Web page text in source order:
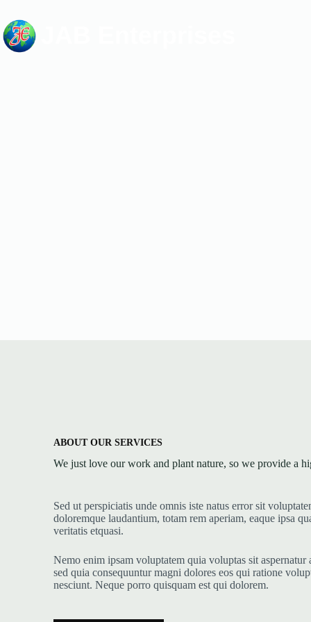
ABOUT OUR SERVICES
We just love our work and plant nature, so we provide a
Sed ut perspiciatis unde omnis iste natus error sit
doloremque laudantium, totam rem aperiam, eaque ipsa
veritatis etquasi.
Nemo enim ipsam voluptatem quia voluptas sit aspernatur
sed quia consequuntur magni dolores eos qui ratione
nesciunt. Neque porro quisquam est qui dolorem.